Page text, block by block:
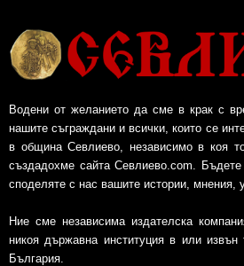
Водени от желанието да сме в крак с
нашите съграждани и всички, които се
в община Севлиево, независимо в коя
създадохме сайта Севлиево.com. Бъдете
споделяте с нас вашите истории, мнения,
Ние сме независима издателска
никоя държавна институция в или извън
България.